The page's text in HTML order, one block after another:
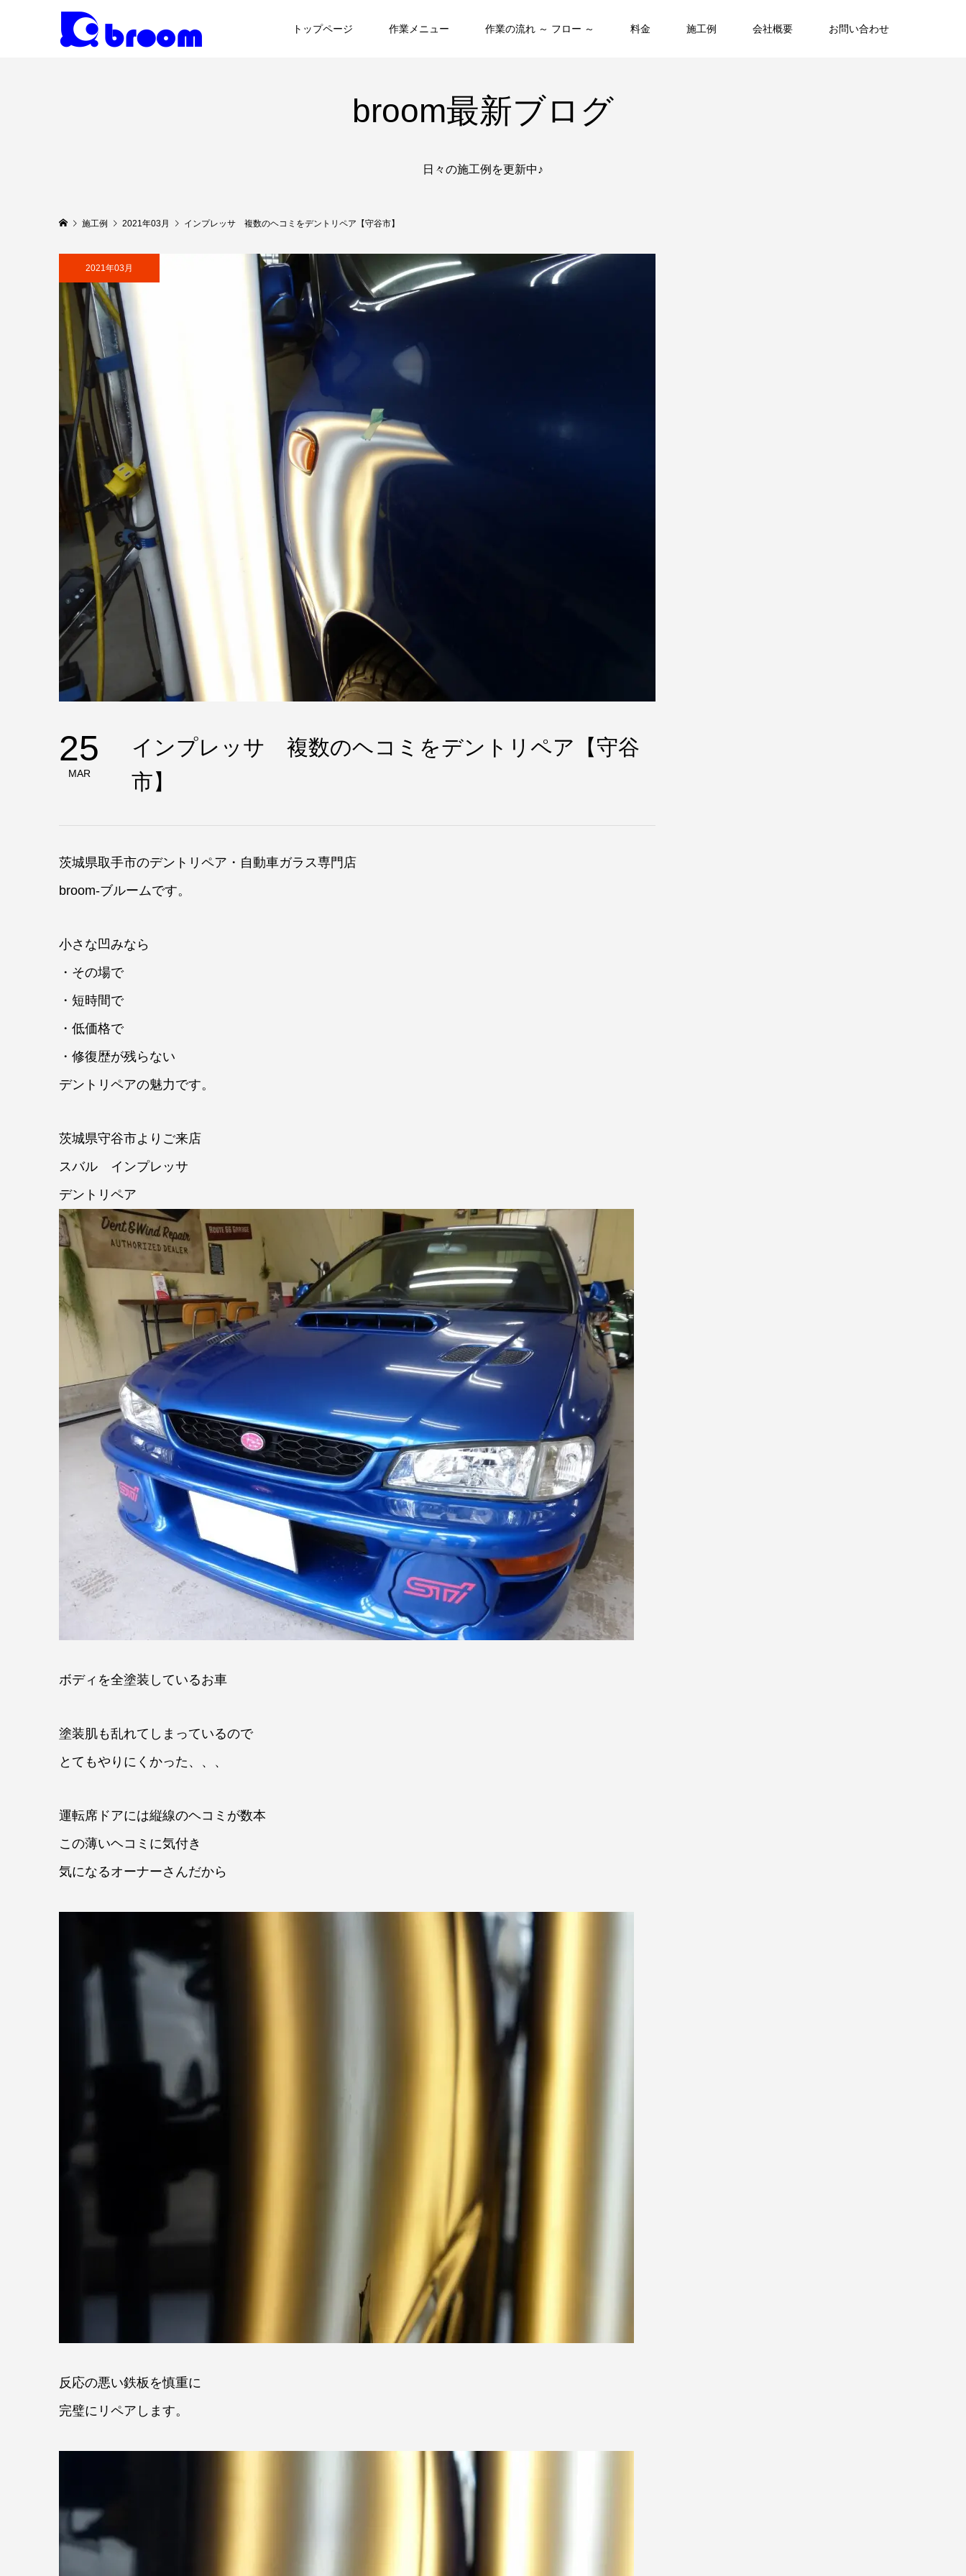
トップページ 作業メニュー 作業の流れ ～ フロー ～ 料金 施工例 会社概要 お問い合わせ
broom最新ブログ
日々の施工例を更新中♪
施工例 2021年03月 インプレッサ 複数のヘコミをデントリペア【守谷市】
2021年03月
25
MAR
インプレッサ 複数のヘコミをデントリペア【守谷
市】
茨城県取手市のデントリペア・自動車ガラス専門店
broom-ブルームです。
小さな凹みなら
・その場で
・短時間で
・低価格で
・修復歴が残らない
デントリペアの魅力です。
茨城県守谷市よりご来店
スバル インプレッサ
デントリペア
ボディを全塗装しているお車
塗装肌も乱れてしまっているので
とてもやりにくかった、、、
運転席ドアには縦線のヘコミが数本
この薄いヘコミに気付き
気になるオーナーさんだから
反応の悪い鉄板を慎重に
完璧にリペアします。